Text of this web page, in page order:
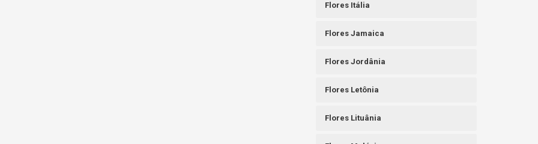
Flores Itália
Flores Jamaica
Flores Jordânia
Flores Letônia
Flores Lituânia